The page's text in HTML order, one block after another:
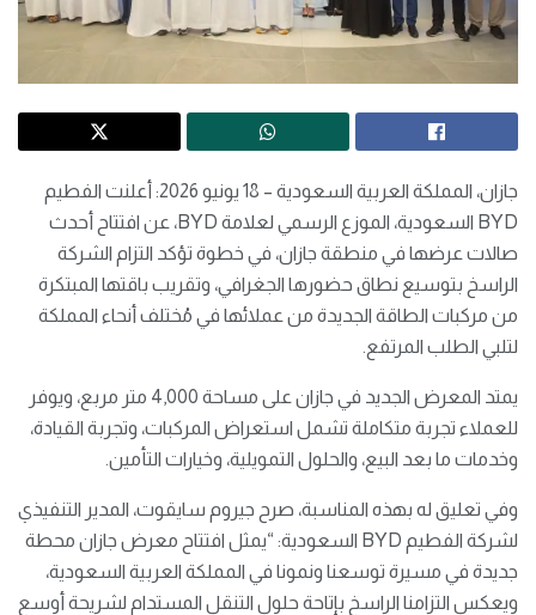
جازان، المملكة العربية السعودية – 18 يونيو 2026: أعلنت الفطيم
BYD السعودية، الموزع الرسمي لعلامة BYD، عن افتتاح أحدث
صالات عرضها في منطقة جازان، في خطوة تؤكد التزام الشركة
الراسخ بتوسيع نطاق حضورها الجغرافي، وتقريب باقتها المبتكرة
من مركبات الطاقة الجديدة من عملائها في مُختلف أنحاء المملكة
لتلبي الطلب المرتفع.
يمتد المعرض الجديد في جازان على مساحة 4,000 متر مربع، ويوفر
للعملاء تجربة متكاملة تشمل استعراض المركبات، وتجربة القيادة،
وخدمات ما بعد البيع، والحلول التمويلية، وخيارات التأمين.
وفي تعليق له بهذه المناسبة، صرح جيروم سايقوت، المدير التنفيذي
لشركة الفطيم BYD السعودية: “يمثل افتتاح معرض جازان محطة
جديدة في مسيرة توسعنا ونمونا في المملكة العربية السعودية،
ويعكس التزامنا الراسخ بإتاحة حلول التنقل المستدام لشريحة أوسع